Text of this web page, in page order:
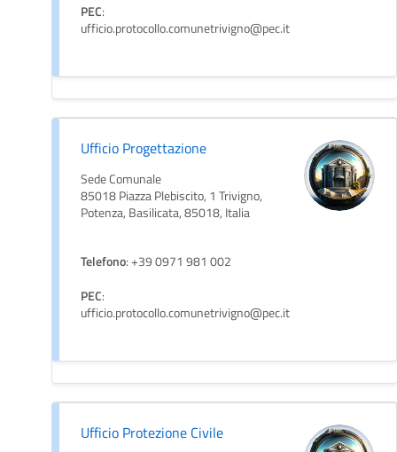
PEC:
ufficio.protocollo.comunetrivigno@pec.it
Ufficio Progettazione
Sede Comunale
85018 Piazza Plebiscito, 1 Trivigno,
Potenza, Basilicata, 85018, Italia
Telefono: +39 0971 981 002
PEC:
ufficio.protocollo.comunetrivigno@pec.it
Ufficio Protezione Civile